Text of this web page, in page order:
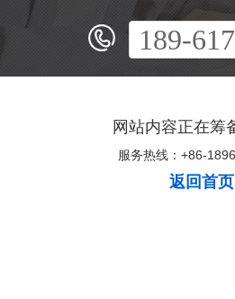
189-
网站内容正在
服务热线：+86-
返回首页